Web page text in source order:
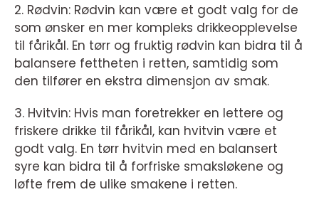
2. Rødvin: Rødvin kan være et godt valg for de
som ønsker en mer kompleks drikkeopplevelse
til fårikål. En tørr og fruktig rødvin kan bidra til å
balansere fettheten i retten, samtidig som
den tilfører en ekstra dimensjon av smak.
3. Hvitvin: Hvis man foretrekker en lettere og
friskere drikke til fårikål, kan hvitvin være et
godt valg. En tørr hvitvin med en balansert
syre kan bidra til å forfriske smaksløkene og
løfte frem de ulike smakene i retten.